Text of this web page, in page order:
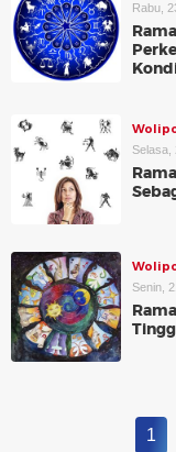
Rabu,
Selasa,
Senin,
1